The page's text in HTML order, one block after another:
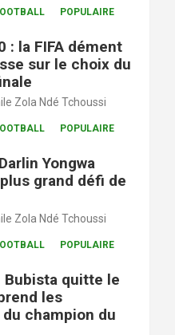
POPULAIRE
: la FIFA dément
sur le choix du
Zola Ndé Tchoussi
POPULAIRE
Yongwa
grand défi de
Zola Ndé Tchoussi
POPULAIRE
Bubista quitte le
les
champion du